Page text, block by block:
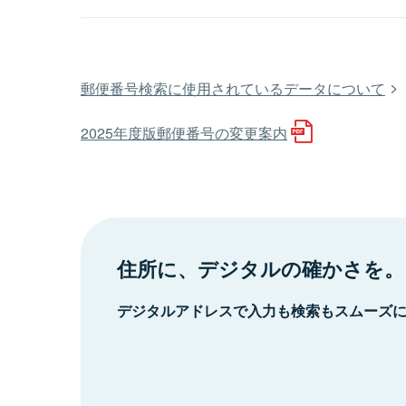
郵便番号検索に使用されているデータについて
2025年度版郵便番号の変更案内
住所に、デジタルの確かさを。
デジタルアドレスで入力も検索もスムーズ